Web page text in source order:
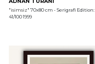
"isimsiz" 70x80 cm - Serigrafi Edition:
41/100 1999